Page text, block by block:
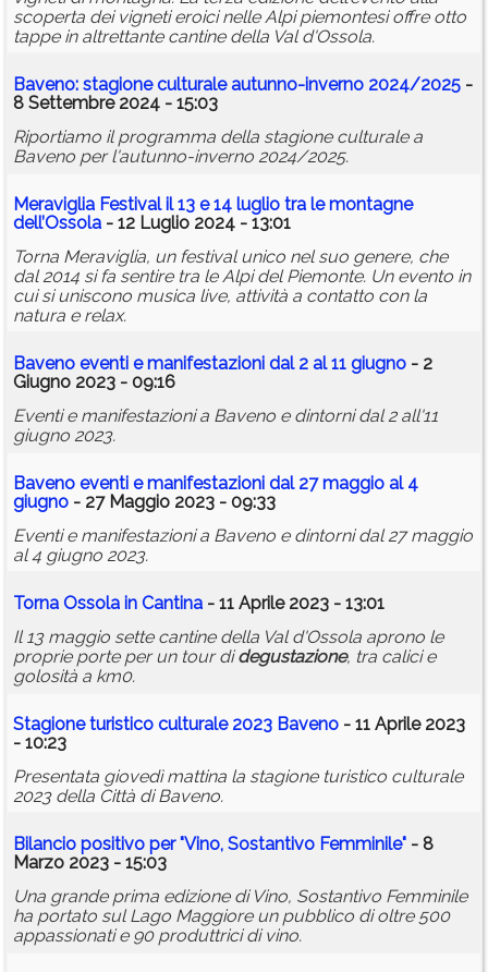
scoperta dei vigneti eroici nelle Alpi piemontesi offre otto
tappe in altrettante cantine della Val d'Ossola.
Baveno: stagione culturale autunno-inverno 2024/2025 -
8 Settembre 2024 - 15:03
Riportiamo il programma della stagione culturale a
Baveno per l'autunno-inverno 2024/2025.
Meraviglia Festival il 13 e 14 luglio tra le montagne
dell’Ossola - 12 Luglio 2024 - 13:01
Torna Meraviglia, un festival unico nel suo genere, che
dal 2014 si fa sentire tra le Alpi del Piemonte. Un evento in
cui si uniscono musica live, attività a contatto con la
natura e relax.
Baveno eventi e manifestazioni dal 2 al 11 giugno - 2
Giugno 2023 - 09:16
Eventi e manifestazioni a Baveno e dintorni dal 2 all'11
giugno 2023.
Baveno eventi e manifestazioni dal 27 maggio al 4
giugno - 27 Maggio 2023 - 09:33
Eventi e manifestazioni a Baveno e dintorni dal 27 maggio
al 4 giugno 2023.
Torna Ossola in Cantina - 11 Aprile 2023 - 13:01
Il 13 maggio sette cantine della Val d'Ossola aprono le
proprie porte per un tour didegustazione, tra calici e
golosità a km0.
Stagione turistico culturale 2023 Baveno - 11 Aprile 2023
- 10:23
Presentata giovedì mattina la stagione turistico culturale
2023 della Città di Baveno.
Bilancio positivo per "Vino, Sostantivo Femminile" - 8
Marzo 2023 - 15:03
Una grande prima edizione di Vino, Sostantivo Femminile
ha portato sul Lago Maggiore un pubblico di oltre 500
appassionati e 90 produttrici di vino.